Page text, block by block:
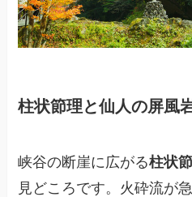
柱状節理と仙人の屏風
峡谷の断崖に広がる柱状
見どころです。火砕流が